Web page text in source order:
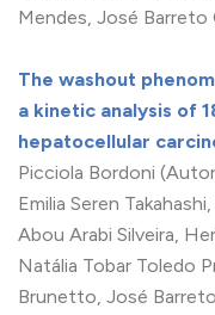
Mendes, José Barreto
The washout
a kinetic analysis of
hepatocellular
Picciola Bordoni
Emilia Seren
Abou Arabi Silveira,
Natália Tobar Toledo
Brunetto, José